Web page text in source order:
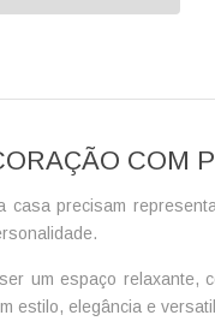
COM
casa precisam
um espaço relaxante,
estilo, elegância e